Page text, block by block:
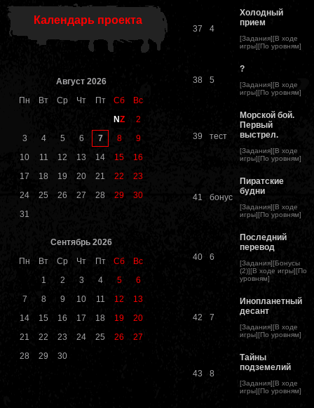
Календарь проекта
Август 2026
Пн
Вт Ср Чт Пт Сб
Вс
NZ
2
3
4 5 6 7 8
9
10
11 12 13 14 15
16
17
18 19 20 21 22
23
24
25 26 27 28 29
30
31
Сентябрь 2026
Пн
Вт Ср Чт Пт Сб
Вс
1
2 3 4 5
6
7
8 9 10 11 12
13
14
15 16 17 18 19
20
21
22 23 24 25 26
27
28
29 30
37 4
Холодный
прием
[Задания][В ходе
игры][По уровням]
38 5
?
[Задания][В ходе
игры][По уровням]
39 тест
Морской бой.
Первый
выстрел.
[Задания][В ходе
игры][По уровням]
41 бонус
Пиратские
будни
[Задания][В ходе
игры][По уровням]
40 6
Последний
перевод
[Задания][Бонусы
(2)][В ходе игры][По
уровням]
42 7
Инопланетный
десант
[Задания][В ходе
игры][По уровням]
43 8
Тайны
подземелий
[Задания][В ходе
игры][По уровням]